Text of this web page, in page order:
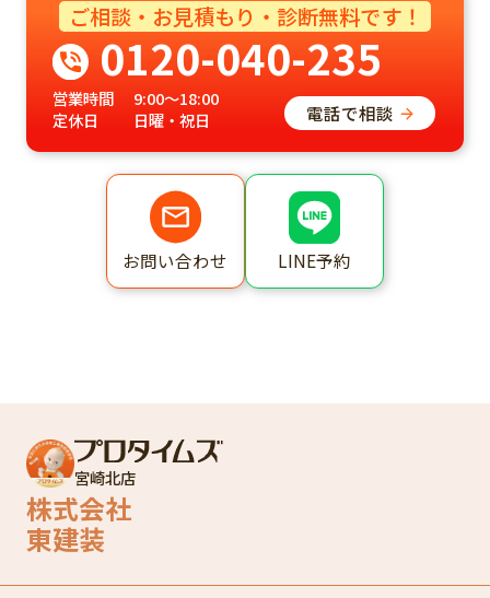
ご相談・お見積もり・診断無料です！
0120-040-235
営業時間
9:00～18:00
定休日
日曜・祝日 電話で相談
お問い合わせ LINE予約
宮崎北店
株式会社
東建装